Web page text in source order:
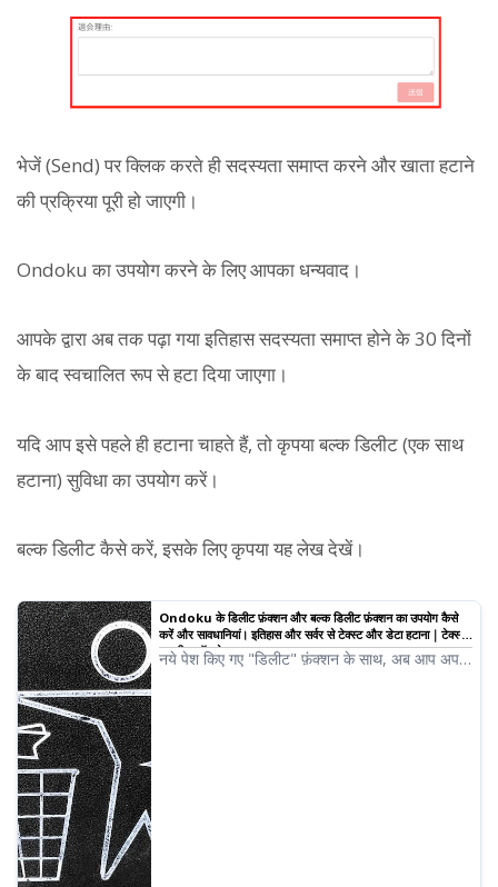
भेजें (Send) पर क्लिक करते ही सदस्यता समाप्त करने और खाता हटाने
की प्रक्रिया पूरी हो जाएगी।
Ondoku का उपयोग करने के लिए आपका धन्यवाद।
आपके द्वारा अब तक पढ़ा गया इतिहास सदस्यता समाप्त होने के 30 दिनों
के बाद स्वचालित रूप से हटा दिया जाएगा।
यदि आप इसे पहले ही हटाना चाहते हैं, तो कृपया बल्क डिलीट (एक साथ
हटाना) सुविधा का उपयोग करें।
बल्क डिलीट कैसे करें, इसके लिए कृपया यह लेख देखें।
Ondoku के डिलीट फ़ंक्शन और बल्क डिलीट फ़ंक्शन का उपयोग कैसे
करें और सावधानियां। इतिहास और सर्वर से टेक्स्ट और डेटा हटाना｜टेक्स्ट-
टू-स्पीच सॉफ़्टवेयर Ondoku
नये पेश किए गए "डिलीट" फ़ंक्शन के साथ, अब आप अपने